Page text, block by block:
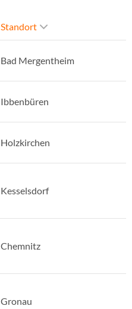
Standort
Bad Mergentheim
Ibbenbüren
Holzkirchen
Kesselsdorf
Chemnitz
Gronau